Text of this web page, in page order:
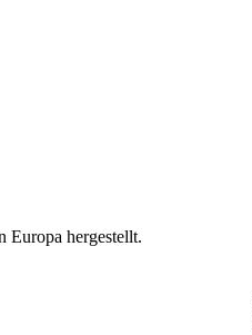
Europa hergestellt.